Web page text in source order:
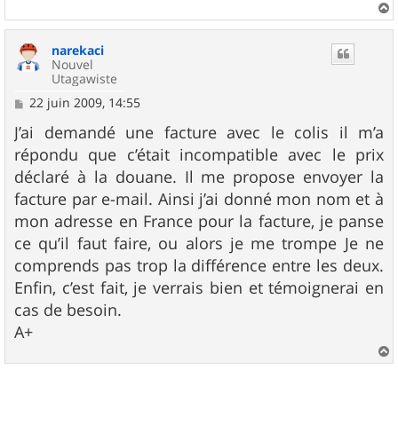
a
narekaci
Nouvel
Utagawiste
M
s
s
a
g
e
22 juin 2009, 14:55
J’ai demandé une facture avec le colis il m’a
répondu que c’était incompatible avec le prix
déclaré à la douane. Il me propose envoyer la
facture par e-mail. Ainsi j’ai donné mon nom et à
mon adresse en France pour la facture, je panse
ce qu’il faut faire, ou alors je me trompe Je ne
comprends pas trop la différence entre les deux.
Enfin, c’est fait, je verrais bien et témoignerai en
cas de besoin.
A+
a